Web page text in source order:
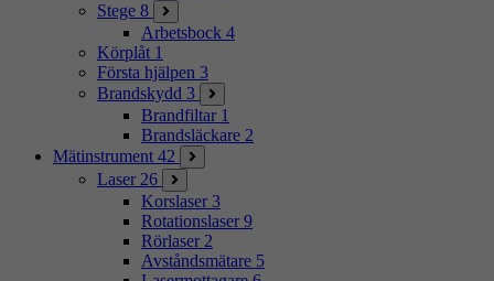
Stege 8
Arbetsbock 4
Körplåt 1
Första hjälpen 3
Brandskydd 3
Brandfiltar 1
Brandsläckare 2
Mätinstrument 42
Laser 26
Korslaser 3
Rotationslaser 9
Rörlaser 2
Avståndsmätare 5